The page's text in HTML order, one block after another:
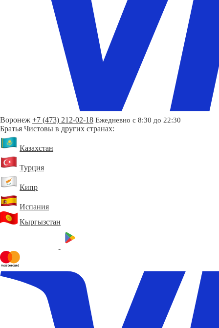
Воронеж +7 (473) 212-02-18 Ежедневно с 8:30 до 22:30
Братья Чистовы в других странах:
Казахстан
Турция
Кипр
Испания
Кыргызстан